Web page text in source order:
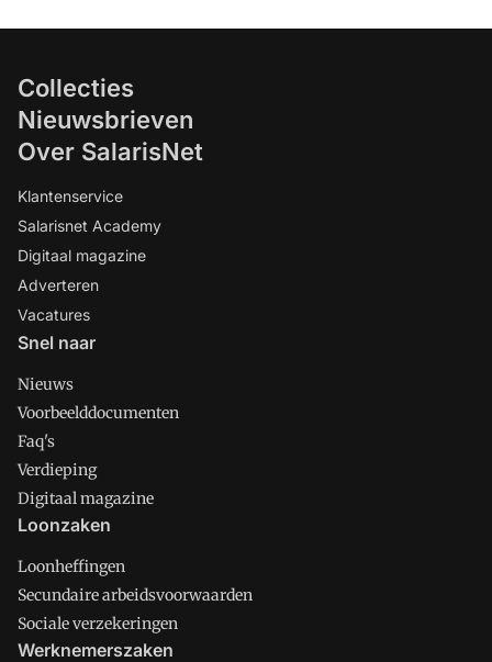
Collecties
Nieuwsbrieven
Over SalarisNet
Klantenservice
Salarisnet Academy
Digitaal magazine
Adverteren
Vacatures
Snel naar
Nieuws
Voorbeelddocumenten
Faq's
Verdieping
Digitaal magazine
Loonzaken
Loonheffingen
Secundaire arbeidsvoorwaarden
Sociale verzekeringen
Werknemerszaken